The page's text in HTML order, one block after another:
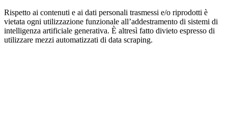
Rispetto ai contenuti e ai dati personali trasmessi e/o riprodotti è
vietata ogni utilizzazione funzionale all’addestramento di sistemi di
intelligenza artificiale generativa. È altresì fatto divieto espresso di
utilizzare mezzi automatizzati di data scraping.